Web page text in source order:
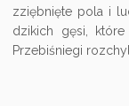
zziębnięte pola i
dzikich gęsi, które
Przebiśniegi